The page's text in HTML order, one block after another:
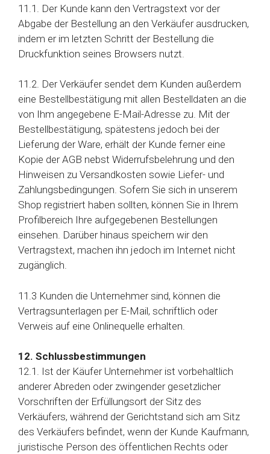
11.1. Der Kunde kann den Vertragstext vor der
Abgabe der Bestellung an den Verkäufer ausdrucken,
indem er im letzten Schritt der Bestellung die
Druckfunktion seines Browsers nutzt.
11.2. Der Verkäufer sendet dem Kunden außerdem
eine Bestellbestätigung mit allen Bestelldaten an die
von Ihm angegebene E-Mail-Adresse zu. Mit der
Bestellbestätigung, spätestens jedoch bei der
Lieferung der Ware, erhält der Kunde ferner eine
Kopie der AGB nebst Widerrufsbelehrung und den
Hinweisen zu Versandkosten sowie Liefer- und
Zahlungsbedingungen. Sofern Sie sich in unserem
Shop registriert haben sollten, können Sie in Ihrem
Profilbereich Ihre aufgegebenen Bestellungen
einsehen. Darüber hinaus speichern wir den
Vertragstext, machen ihn jedoch im Internet nicht
zugänglich.
11.3 Kunden die Unternehmer sind, können die
Vertragsunterlagen per E-Mail, schriftlich oder
Verweis auf eine Onlinequelle erhalten.
12. Schlussbestimmungen
12.1. Ist der Käufer Unternehmer ist vorbehaltlich
anderer Abreden oder zwingender gesetzlicher
Vorschriften der Erfüllungsort der Sitz des
Verkäufers, während der Gerichtstand sich am Sitz
des Verkäufers befindet, wenn der Kunde Kaufmann,
juristische Person des öffentlichen Rechts oder